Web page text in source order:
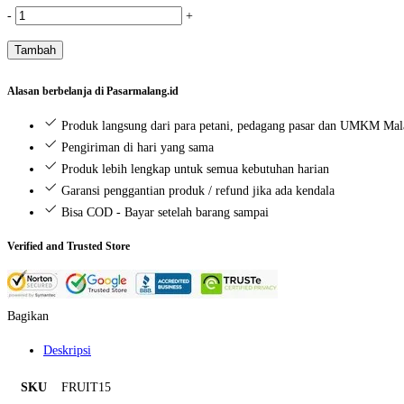
- Kuantitas
Kristal
+
Tambah
Alasan berbelanja di Pasarmalang.id
Produk langsung dari para petani, pedagang pasar dan UMKM
Pengiriman di hari yang sama
Produk lebih lengkap untuk semua kebutuhan harian
Garansi penggantian produk / refund jika ada kendala
Bisa COD - Bayar setelah barang sampai
Verified and Trusted Store
Bagikan
Deskripsi
SKU FRUIT15